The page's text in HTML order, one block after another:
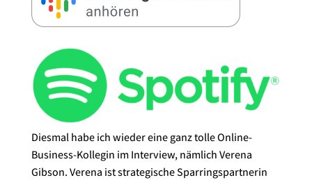
Diesmal habe ich wieder eine ganz tolle Online-
Business-Kollegin im Interview, nämlich Verena
Gibson. Verena ist strategische Sparringspartnerin